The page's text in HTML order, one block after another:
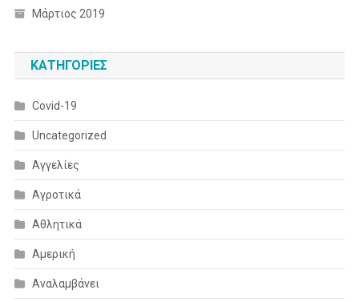
Μάρτιος 2019
KΑΤΗΓΟΡΊΕΣ
Covid-19
Uncategorized
Αγγελίες
Αγροτικά
Αθλητικά
Αμερική
Αναλαμβάνει